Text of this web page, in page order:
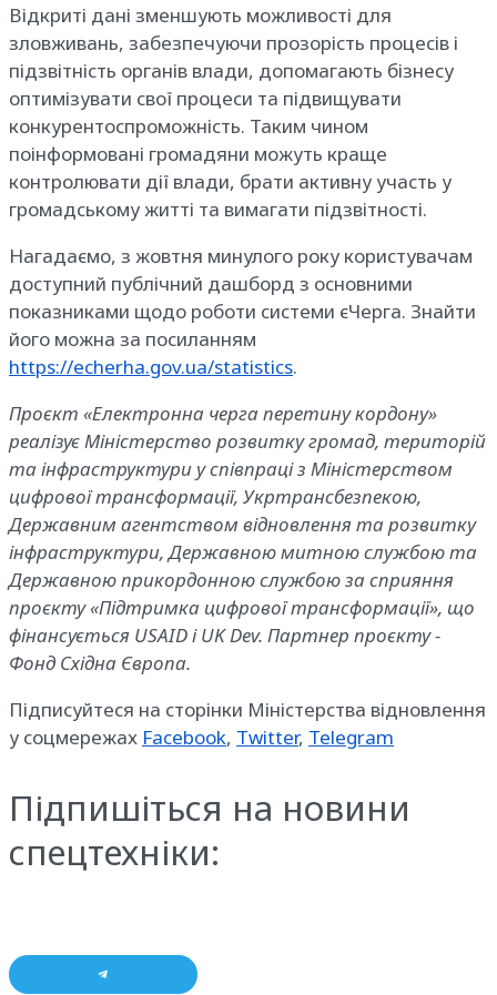
Відкриті дані зменшують можливості для
зловживань, забезпечуючи прозорість процесів і
підзвітність органів влади, допомагають бізнесу
оптимізувати свої процеси та підвищувати
конкурентоспроможність. Таким чином
поінформовані громадяни можуть краще
контролювати дії влади, брати активну участь у
громадському житті та вимагати підзвітності.
Нагадаємо, з жовтня минулого року користувачам
доступний публічний дашборд з основними
показниками щодо роботи системи єЧерга. Знайти
його можна за посиланням
https://echerha.gov.ua/statistics.
Проєкт «Електронна черга перетину кордону»
реалізує Міністерство розвитку громад, територій
та інфраструктури у співпраці з Міністерством
цифрової трансформації, Укртрансбезпекою,
Державним агентством відновлення та розвитку
інфраструктури, Державною митною службою та
Державною прикордонною службою за сприяння
проєкту «Підтримка цифрової трансформації», що
фінансується USAID і UK Dev. Партнер проєкту -
Фонд Східна Європа.
Підписуйтеся на сторінки Міністерства відновлення
у соцмережах Facebook, Twitter, Telegram
Підпишіться на новини
спецтехніки: